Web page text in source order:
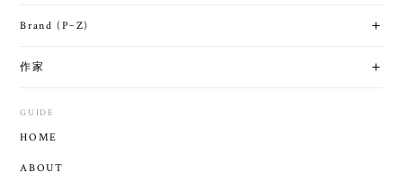
Brand (P~Z)
作家
GUIDE
HOME
ABOUT